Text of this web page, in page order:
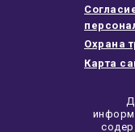
Охрана
Карта